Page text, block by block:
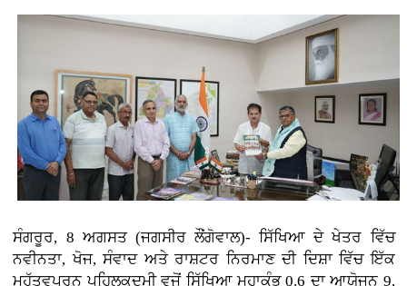
ਸੰਗਰੂਰ, 8 ਅਗਸਤ (ਜਗਸੀਰ ਲੌਂਗੋਵਾਲ)- ਸਿੱਖਿਆ ਦੇ ਖੇਤਰ ਵਿੱਚ
ਨਵੀਨਤਾ, ਖੋਜ, ਸੰਵਾਦ ਅਤੇ ਰਾਸ਼ਟਰ ਨਿਰਮਾਣ ਦੀ ਦਿਸ਼ਾ ਵਿੱਚ ਇੱਕ
ਮਹੱਤਵਪੂਰਨ ਪਹਿਲਕਦਮੀ ਵਜੋਂ ਸਿੱਖਿਆ ਮਹਾਕੁੰਭ 0.6 ਦਾ ਆਯੋਜਨ 9,